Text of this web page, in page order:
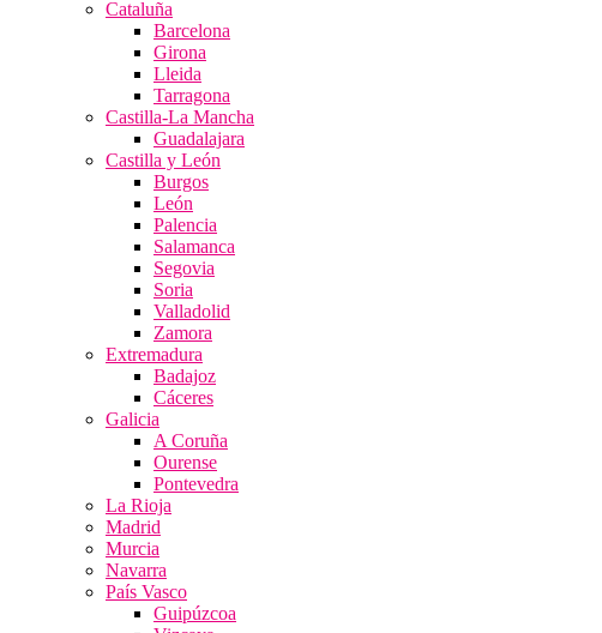
Cataluña
Barcelona
Girona
Lleida
Tarragona
Castilla-La Mancha
Guadalajara
Castilla y León
Burgos
León
Palencia
Salamanca
Segovia
Soria
Valladolid
Zamora
Extremadura
Badajoz
Cáceres
Galicia
A Coruña
Ourense
Pontevedra
La Rioja
Madrid
Murcia
Navarra
País Vasco
Guipúzcoa